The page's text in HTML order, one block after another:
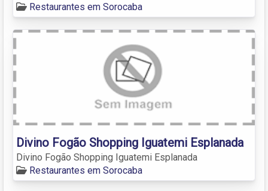
Restaurantes em Sorocaba
Divino Fogão Shopping Iguatemi Esplanada
Divino Fogão Shopping Iguatemi Esplanada
Restaurantes em Sorocaba